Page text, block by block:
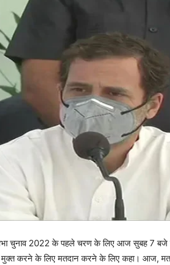
चुनाव 2022 के पहले चरण के लिए आज सुबह 7 बजे
करने के लिए मतदान करने के लिए कहा। आज,